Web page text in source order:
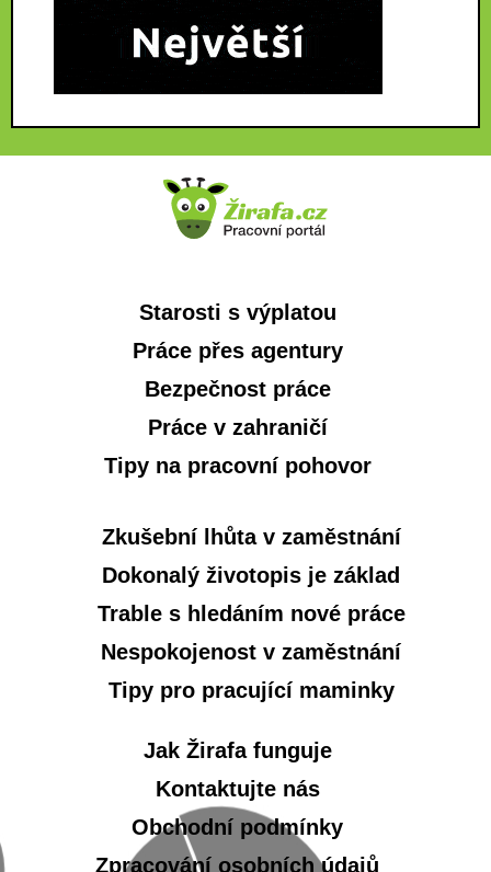
Starosti s výplatou
Práce přes agentury
Bezpečnost práce
Práce v zahraničí
Tipy na pracovní pohovor
Zkušební lhůta v zaměstnání
Dokonalý životopis je základ
Trable s hledáním nové práce
Nespokojenost v zaměstnání
Tipy pro pracující maminky
Jak Žirafa funguje
Kontaktujte nás
Obchodní podmínky
Zpracování osobních údajů